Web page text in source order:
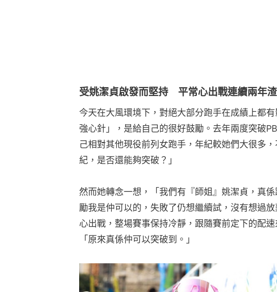
受姚潔貞啟發而堅持 平常心出戰連續兩年
今天在大風環境下，對絕大部分跑手在成績上都
強心針」，是給自己的很好鼓勵。去年兩度突破
己相對其他現役前列女跑手，年紀較她們大很多
紀，是否還能夠突破？」
然而她轉念一想，「我們有『師姐』姚潔貞，真
勵我是仲可以的，失敗了仍想繼續試，沒有想過
心出戰，整場賽事保持冷靜，跟隨賽前定下的配速
「原來真係仲可以突破到。」